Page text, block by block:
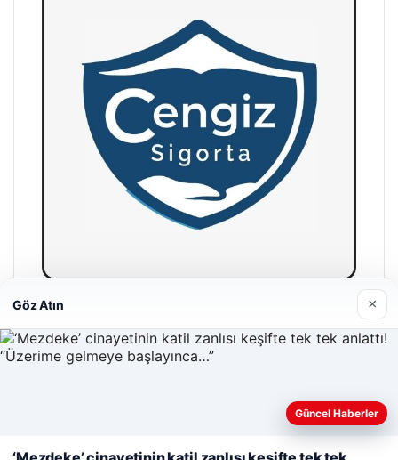
26/05/2026
Web sitemizi nasıl kullandığınızı daha iyi anlayabilmek,
kullanıyoruz.
Çerez Politikamız
Göz Atın ×
Güncel Haberler